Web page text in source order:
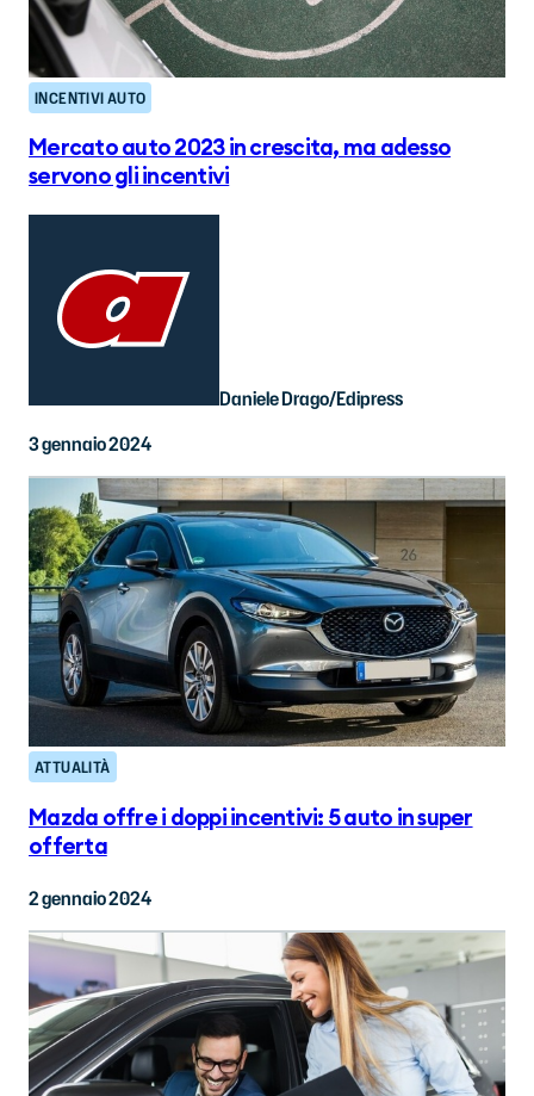
INCENTIVI AUTO
Mercato auto 2023 in crescita, ma adesso
servono gli incentivi
Daniele Drago/Edipress
3 gennaio 2024
ATTUALITÀ
Mazda offre i doppi incentivi: 5 auto in super
offerta
2 gennaio 2024